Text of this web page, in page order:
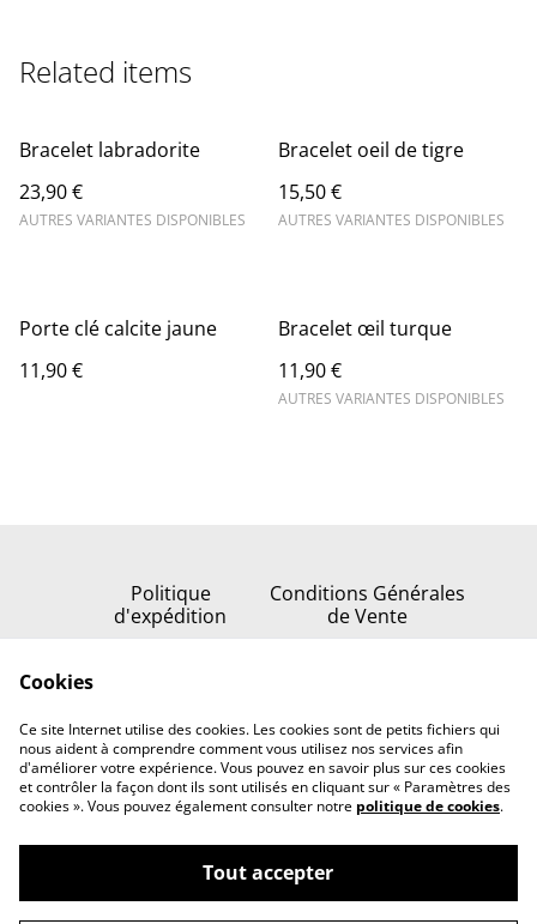
Related items
Bracelet labradorite
23,90 €
AUTRES VARIANTES DISPONIBLES
Bracelet oeil de tigre
15,50 €
AUTRES VARIANTES DISPONIBLES
Porte clé calcite jaune
11,90 €
Bracelet œil turque
11,90 €
AUTRES VARIANTES DISPONIBLES
Politique
d'expédition
Conditions Générales
de Vente
Nous contacter
©2026Serenata della stella
Cookies
Ce site Internet utilise des cookies. Les cookies sont de petits fichiers qui
nous aident à comprendre comment vous utilisez nos services afin
d'améliorer votre expérience. Vous pouvez en savoir plus sur ces cookies
et contrôler la façon dont ils sont utilisés en cliquant sur « Paramètres des
cookies ». Vous pouvez également consulter notre politique de cookies.
Tout accepter